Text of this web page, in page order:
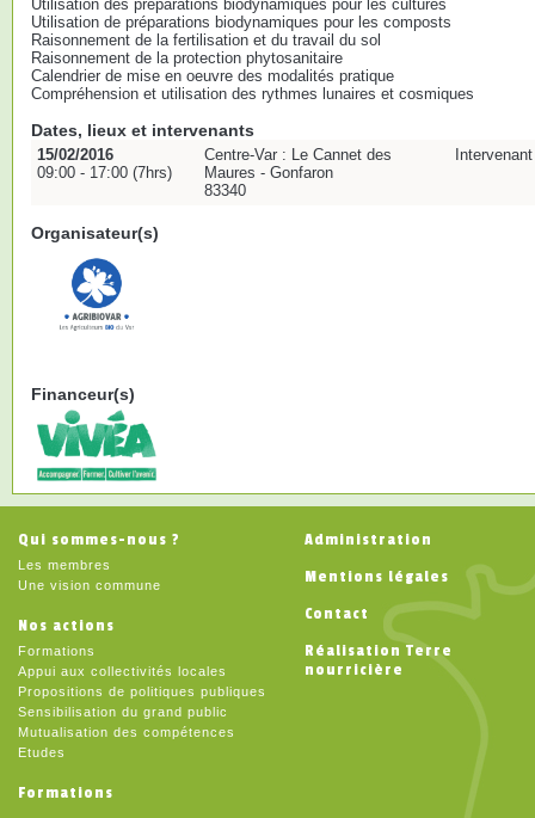
Utilisation des préparations biodynamiques pour les cultures
Utilisation de préparations biodynamiques pour les composts
Raisonnement de la fertilisation et du travail du sol
Raisonnement de la protection phytosanitaire
Calendrier de mise en oeuvre des modalités pratique
Compréhension et utilisation des rythmes lunaires et cosmiques
Dates, lieux et intervenants
15/02/2016
09:00 - 17:00 (7hrs)
Centre-Var : Le Cannet des
Maures - Gonfaron
83340
Organisateur(s)
Financeur(s)
Qui sommes-nous ?
Les membres
Une vision commune
Nos actions
Formations
Appui aux collectivités locales
Propositions de politiques publiques
Sensibilisation du grand public
Mutualisation des compétences
Etudes
Formations
Administration
Mentions légales
Contact
Réalisation Terre
nourricière